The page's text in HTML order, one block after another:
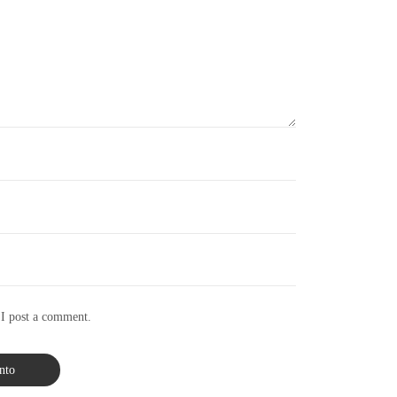
a comment.